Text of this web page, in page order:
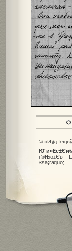
© «И§д
Ю°и¤Ёе±Єи©
г®Њо±Єв ¬
«sа­¦raquo;